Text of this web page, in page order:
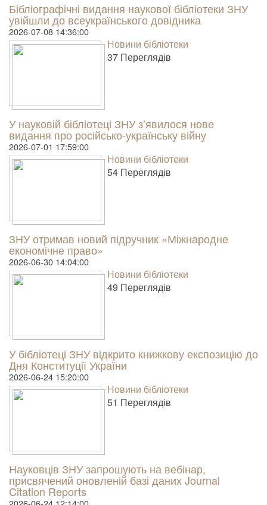
Бібліографічні видання наукової бібліотеки ЗНУ
увійшли до всеукраїнського довідника
2026-07-08 14:36:00
Новини бібліотеки
37 Пере­гля­дів
У науковій бібліотеці ЗНУ з’явилося нове
видання про російсько-українську війну
2026-07-01 17:59:00
Новини бібліотеки
54 Пере­гля­дів
ЗНУ отримав новий підручник «Міжнародне
економічне право»
2026-06-30 14:04:00
Новини бібліотеки
49 Пере­гля­дів
У бібліотеці ЗНУ відкрито книжкову експозицію до
Дня Конституції України
2026-06-24 15:20:00
Новини бібліотеки
51 Пере­гля­дів
Науковців ЗНУ запрошують на вебінар,
присвячений оновленій базі даних Journal
Citation Reports